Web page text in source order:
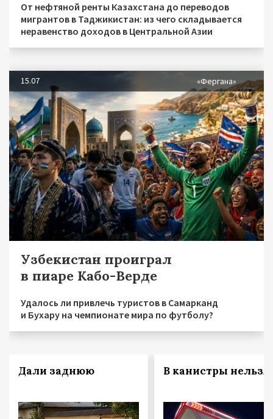
От нефтяной ренты Казахстана до переводов
мигрантов в Таджикистан: из чего складывается
неравенство доходов в Центральной Азии
15.07 «Фергана»
Узбекистан проиграл
в пиаре Кабо-Верде
Удалось ли привлечь туристов в Самарканд
и Бухару на чемпионате мира по футболу?
Дали заднюю В канистры нельзя!